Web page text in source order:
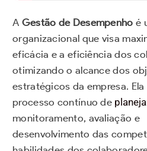
A Gestão de Desempenho é
organizacional que visa
eficácia e a eficiência dos
otimizando o alcance dos
estratégicos da empresa. Ela
processo contínuo de
monitoramento, avaliação e
desenvolvimento das